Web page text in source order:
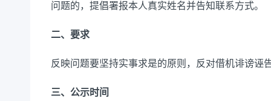
问题的，提倡署报本人真实姓名并告知联系方式。
二、要求
反映问题要坚持实事求是的原则，反对借机诽谤诬
三、公示时间